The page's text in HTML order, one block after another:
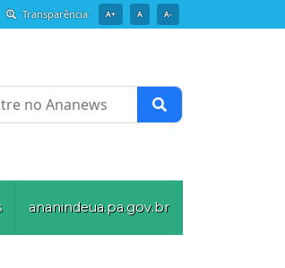
Transparência A+ A A-
no Ananews
ananindeua.pa.gov.br